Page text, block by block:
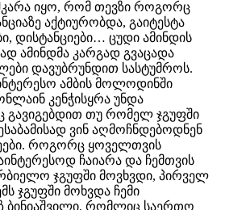
იყო, რომ თევზი როგორც
აქტიურობდა, გაიტესტა
დისტანციები… ცუდი ამინდის
ამინდმა კარგად გვაცადა
დავუბრუნდით სასტუმროს.
ამბის მოლოდინში
კენჭისყრა უნდა
გავიგებდით თუ რომელ ჯგუფში
ვინ აღმოჩნდებოდნენ
როგორც ყოველთვის
ჩაიარა და ჩემთვის
ჯგუფში მოვხვდი, პირველ
ჯგუფში მოხვდა ჩემი
ბინიაშვილი, რომლიც საერთო